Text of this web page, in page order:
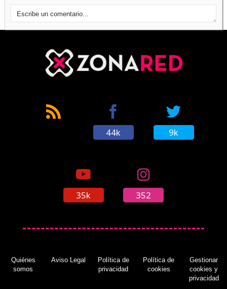
Europa, exclusivo de 3DS
Atlus muestra un unboxing de 'The Legend of
Legacy' en su edición coleccionsita y es una
(09/10/2015)
Norteamérica (11/10/2015)
44k 9k
35k 352
Quiénes
somos
Aviso Legal
Política de
privacidad
Política de
cookies
Gestionar
cookies y
privacidad